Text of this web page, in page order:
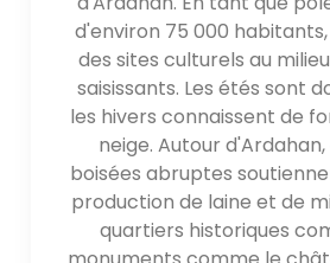
d'environ 75 000
des sites culturels au
saisissants. Les étés sont
les hivers connaissent de
neige. Autour
boisées abruptes
production de laine et de
quartiers historiques